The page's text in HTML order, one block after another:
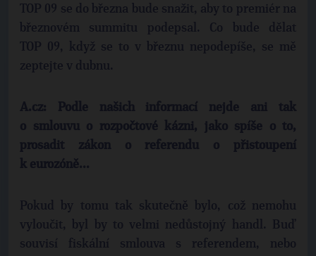
TOP 09 se do března bude snažit, aby to premiér na
březnovém summitu podepsal. Co bude dělat
TOP 09, když se to v březnu nepodepíše, se mě
zeptejte v dubnu.
A.cz: Podle našich informací nejde ani tak
o smlouvu o rozpočtové kázni, jako spíše o to,
prosadit zákon o referendu o přistoupení
k eurozóně...
Pokud by tomu tak skutečně bylo, což nemohu
vyloučit, byl by to velmi nedůstojný handl. Buď
souvisí fiskální smlouva s referendem, nebo